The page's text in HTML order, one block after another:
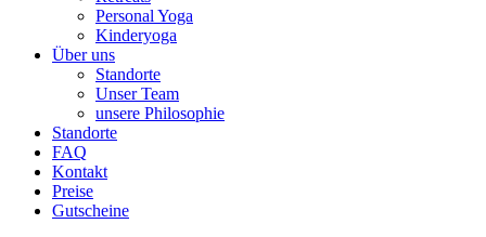
Personal Yoga
Kinderyoga
Über uns
Standorte
Unser Team
unsere Philosophie
Standorte
FAQ
Kontakt
Preise
Gutscheine